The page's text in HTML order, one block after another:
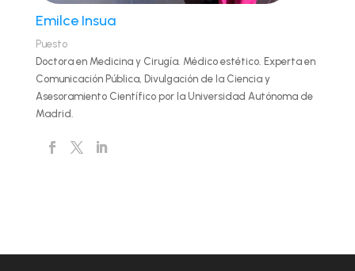
Emilce Insua
Puesto
Doctora en Medicina y Cirugía. Médico estético. Experta en
Comunicación Pública, Divulgación de la Ciencia y
Asesoramiento Científico por la Universidad Autónoma de
Madrid.